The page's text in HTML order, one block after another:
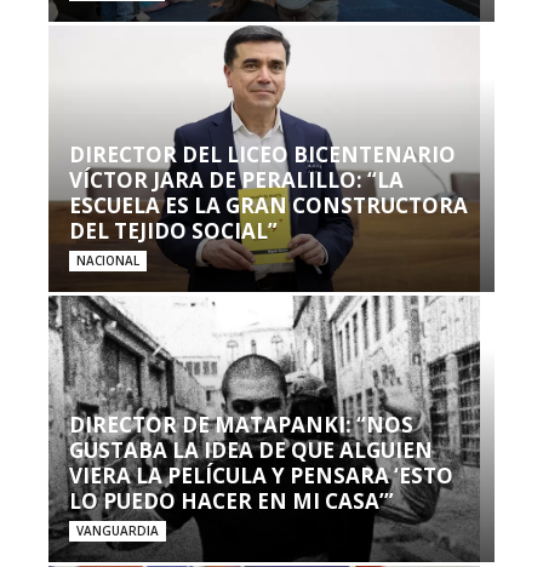
DIRECTOR DEL LICEO BICENTENARIO
VÍCTOR JARA DE PERALILLO: “LA
ESCUELA ES LA GRAN CONSTRUCTORA
DEL TEJIDO SOCIAL”
NACIONAL
DIRECTOR DE MATAPANKI: “NOS
GUSTABA LA IDEA DE QUE ALGUIEN
VIERA LA PELÍCULA Y PENSARA ‘ESTO
LO PUEDO HACER EN MI CASA’”
VANGUARDIA